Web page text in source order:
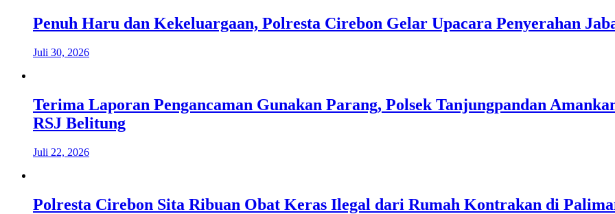
Penuh Haru dan Kekeluargaan, Polresta Cirebon Gelar Upacara Penyerahan
Juli 30, 2026
Terima Laporan Pengancaman Gunakan Parang, Polsek Tanjungpandan
RSJ Belitung
Juli 22, 2026
Polresta Cirebon Sita Ribuan Obat Keras Ilegal dari Rumah Kontrakan di